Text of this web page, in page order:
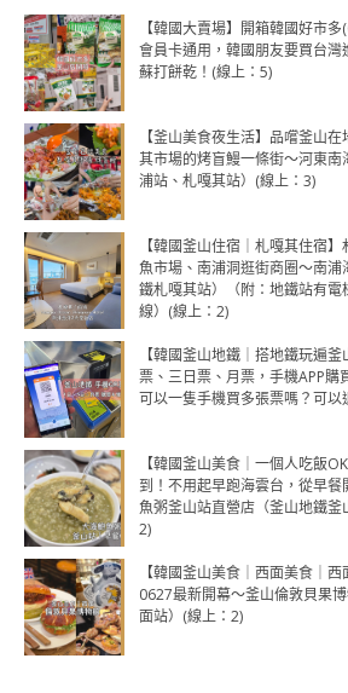
【韓國大賣場】開箱韓國好市
會員卡通用，韓國朋友要買台
蘇打餅乾！(線上：5)
【釜山美食夜生活】品嚐釜山
其市場的烤盲鰻一條街～河東
浦站、札嘎其站）(線上：3)
【韓國釜山住宿｜札嘎其住宿
魚市場、南浦洞逛街商圈～南
鐵札嘎其站）（附：地鐵站有
線）(線上：2)
【韓國釜山地鐵｜搭地鐵玩遍
票、三日票、月票，手機APP購
可以一隻手機買多張票嗎？可以
【韓國釜山美食｜一個人吃飯
到！不用起早跑海雲台，從早
魚粥釜山站直營店（釜山地鐵釜
2)
【韓國釜山美食｜西面美食｜
0627最新開幕～釜山倫敦貝果
面站）(線上：2)